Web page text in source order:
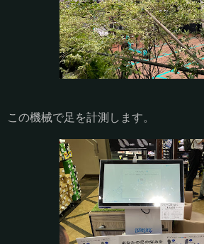
この機械で足を計測します。